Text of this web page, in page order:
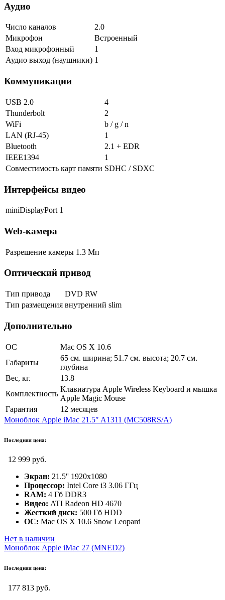
Аудио
Число каналов
2.0
Микрофон
Встроенный
Вход микрофонный
1
Аудио выход (наушники) 1
Коммуникации
USB 2.0
4
Thunderbolt
2
WiFi
b / g / n
LAN (RJ-45)
1
Bluetooth
2.1 + EDR
IEEE1394
1
Совместимость карт памяти SDHC / SDXC
Интерфейсы видео
miniDisplayPort 1
Web-камера
Разрешение камеры 1.3 Мп
Оптический привод
Тип привода
DVD RW
Тип размещения внутренний slim
Дополнительно
ОС
Mac OS X 10.6
Габариты
65 см. ширина; 51.7 см. высота; 20.7 см.
глубина
Вес, кг.
13.8
Комплектность
Клавиатура Apple Wireless Keyboard и мышка
Apple Magic Mouse
Гарантия
12 месяцев
Моноблок Apple iMac 21.5″ A1311 (MC508RS/A)
Последняя цена:
12 999 руб.
Экран: 21.5'' 1920х1080
Процессор: Intel Core i3 3.06 ГГц
RAM: 4 Гб DDR3
Видео: ATI Radeon HD 4670
Жесткий диск: 500 Гб HDD
ОС: Mac OS X 10.6 Snow Leopard
Нет в наличии
Моноблок Apple iMac 27 (MNED2)
Последняя цена:
177 813 руб.